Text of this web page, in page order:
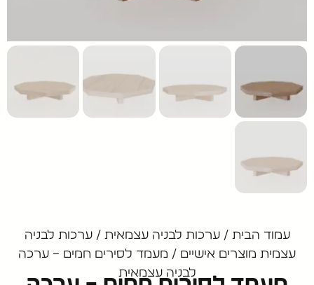
עמוד הבית /ערכות לבניה עצמאית /ערכות לבניה
עצמית מוצרים אישיים / מעמד לסירים חמים – ערכה
לבניה עצמאית